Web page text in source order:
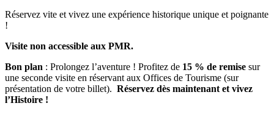
Réservez vite et vivez une expérience historique unique et poignante
!
Visite non accessible aux PMR.
Bon plan : Prolongez l’aventure ! Profitez de 15 % de remise sur
une seconde visite en réservant aux Offices de Tourisme (sur
présentation de votre billet). Réservez dès maintenant et vivez
l’Histoire !